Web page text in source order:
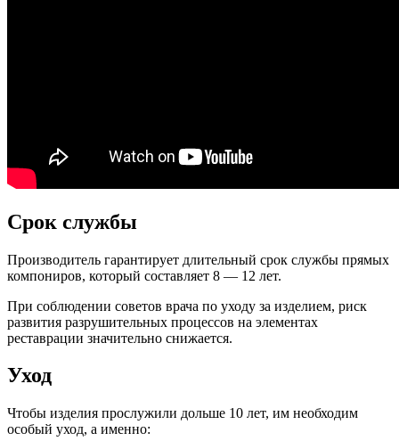
Срок службы
Производитель гарантирует длительный срок службы прямых
компониров, который составляет 8 — 12 лет.
При соблюдении советов врача по уходу за изделием, риск
развития разрушительных процессов на элементах
реставрации значительно снижается.
Уход
Чтобы изделия прослужили дольше 10 лет, им необходим
особый уход, а именно: